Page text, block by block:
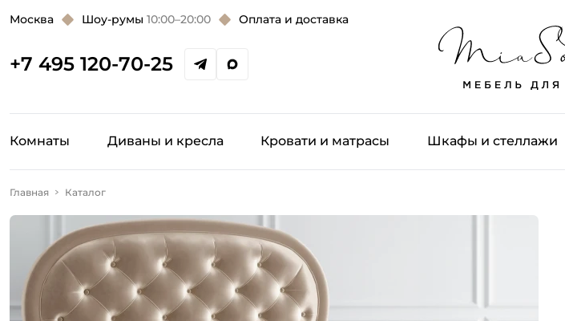
Москва Шоу-румы 10:00–20:00 Оплата и доставка
+7 495 120-70-25
Комнаты Диваны и кресла Кровати и матрасы Шкафы и стеллажи
Главная Каталог